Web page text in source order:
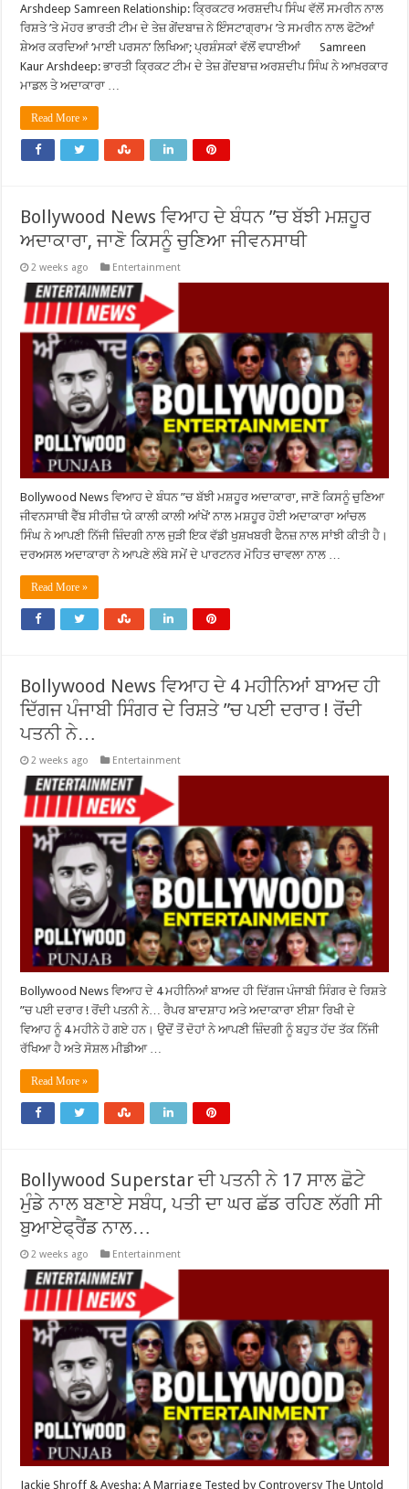
Arshdeep Samreen Relationship: ਕ੍ਰਿਕਟਰ ਅਰਸ਼ਦੀਪ ਸਿੰਘ ਵੱਲੋਂ ਸਮਰੀਨ ਨਾਲ
ਰਿਸ਼ਤੇ ’ਤੇ ਮੋਹਰ ਭਾਰਤੀ ਟੀਮ ਦੇ ਤੇਜ਼ ਗੇਂਦਬਾਜ਼ ਨੇ ਇੰਸਟਾਗ੍ਰਾਮ ’ਤੇ ਸਮਰੀਨ ਨਾਲ ਫੋਟੋਆਂ
ਸ਼ੇਅਰ ਕਰਦਿਆਂ ‘ਮਾਈ ਪਰਸਨ’ ਲਿਖਿਆ; ਪ੍ਰਸ਼ੰਸਕਾਂ ਵੱਲੋਂ ਵਧਾਈਆਂ Samreen
Kaur Arshdeep: ਭਾਰਤੀ ਕ੍ਰਿਕਟ ਟੀਮ ਦੇ ਤੇਜ਼ ਗੇਂਦਬਾਜ਼ ਅਰਸ਼ਦੀਪ ਸਿੰਘ ਨੇ ਆਖ਼ਰਕਾਰ
ਮਾਡਲ ਤੇ ਅਦਾਕਾਰਾ …
Read More »
Bollywood News ਵਿਆਹ ਦੇ ਬੰਧਨ ”ਚ ਬੱਝੀ ਮਸ਼ਹੂਰ
ਅਦਾਕਾਰਾ, ਜਾਣੋ ਕਿਸਨੂੰ ਚੁਣਿਆ ਜੀਵਨਸਾਥੀ
2 weeks ago Entertainment
Bollywood News ਵਿਆਹ ਦੇ ਬੰਧਨ ”ਚ ਬੱਝੀ ਮਸ਼ਹੂਰ ਅਦਾਕਾਰਾ, ਜਾਣੋ ਕਿਸਨੂੰ ਚੁਣਿਆ
ਜੀਵਨਸਾਥੀ ਵੈੱਬ ਸੀਰੀਜ਼ ‘ਯੇ ਕਾਲੀ ਕਾਲੀ ਆਂਖੇਂ’ ਨਾਲ ਮਸ਼ਹੂਰ ਹੋਈ ਅਦਾਕਾਰਾ ਆਂਚਲ
ਸਿੰਘ ਨੇ ਆਪਣੀ ਨਿੱਜੀ ਜ਼ਿੰਦਗੀ ਨਾਲ ਜੁੜੀ ਇਕ ਵੱਡੀ ਖੁਸ਼ਖਬਰੀ ਫੈਨਜ਼ ਨਾਲ ਸਾਂਝੀ ਕੀਤੀ ਹੈ।
ਦਰਅਸਲ ਅਦਾਕਾਰਾ ਨੇ ਆਪਣੇ ਲੰਬੇ ਸਮੇਂ ਦੇ ਪਾਰਟਨਰ ਮੋਹਿਤ ਚਾਵਲਾ ਨਾਲ …
Read More »
Bollywood News ਵਿਆਹ ਦੇ 4 ਮਹੀਨਿਆਂ ਬਾਅਦ ਹੀ
ਦਿੱਗਜ ਪੰਜਾਬੀ ਸਿੰਗਰ ਦੇ ਰਿਸ਼ਤੇ ”ਚ ਪਈ ਦਰਾਰ ! ਰੋਂਦੀ
ਪਤਨੀ ਨੇ…
2 weeks ago Entertainment
Bollywood News ਵਿਆਹ ਦੇ 4 ਮਹੀਨਿਆਂ ਬਾਅਦ ਹੀ ਦਿੱਗਜ ਪੰਜਾਬੀ ਸਿੰਗਰ ਦੇ ਰਿਸ਼ਤੇ
”ਚ ਪਈ ਦਰਾਰ ! ਰੋਂਦੀ ਪਤਨੀ ਨੇ… ਰੈਪਰ ਬਾਦਸ਼ਾਹ ਅਤੇ ਅਦਾਕਾਰਾ ਈਸ਼ਾ ਰਿਖੀ ਦੇ
ਵਿਆਹ ਨੂੰ 4 ਮਹੀਨੇ ਹੋ ਗਏ ਹਨ। ਉਦੋਂ ਤੋਂ ਦੋਹਾਂ ਨੇ ਆਪਣੀ ਜ਼ਿੰਦਗੀ ਨੂੰ ਬਹੁਤ ਹੱਦ ਤੱਕ ਨਿੱਜੀ
ਰੱਖਿਆ ਹੈ ਅਤੇ ਸੋਸ਼ਲ ਮੀਡੀਆ …
Read More »
Bollywood Superstar ਦੀ ਪਤਨੀ ਨੇ 17 ਸਾਲ ਛੋਟੇ
ਮੁੰਡੇ ਨਾਲ ਬਣਾਏ ਸਬੰਧ, ਪਤੀ ਦਾ ਘਰ ਛੱਡ ਰਹਿਣ ਲੱਗੀ ਸੀ
ਬੁਆਏਫ੍ਰੈਂਡ ਨਾਲ…
2 weeks ago Entertainment
Jackie Shroff & Ayesha: A Marriage Tested by Controversy The Untold